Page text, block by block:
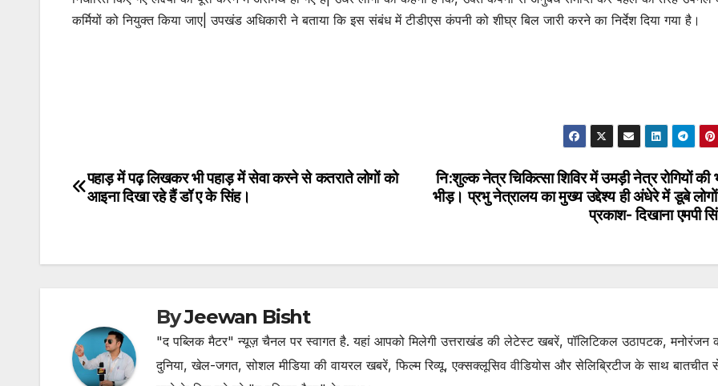
कर्मियों को नियुक्त किया जाए| उपखंड अधिकारी ने बताया कि इस संबंध में टीडीएस कंपनी को शीघ्र बिल जारी करने का निर्देश दिया गया है।
नि:शुल्क नेत्र चिकित्सा शिविर में उमड़ी नेत्र रोगियों की
भीड़। प्रभु नेत्रालय का मुख्य उद्देश्य ही अंधेरे में डूबे
प्रकाश- दिखाना एमपी
पहाड़ में पढ़ लिखकर भी पहाड़ में सेवा करने से कतराते लोगों को
आइना दिखा रहे हैं डॉ ए के सिंह।
ByJeewan Bisht
"द पब्लिक मैटर" न्यूज़ चैनल पर स्वागत है. यहां आपको मिलेगी उत्तराखंड की लेटेस्ट खबरें, पॉलिटिकल उठापटक, मनोरंजन
दुनिया, खेल-जगत, सोशल मीडिया की वायरल खबरें, फिल्म रिव्यू, एक्सक्लूसिव वीडियोस और सेलिब्रिटीज के साथ